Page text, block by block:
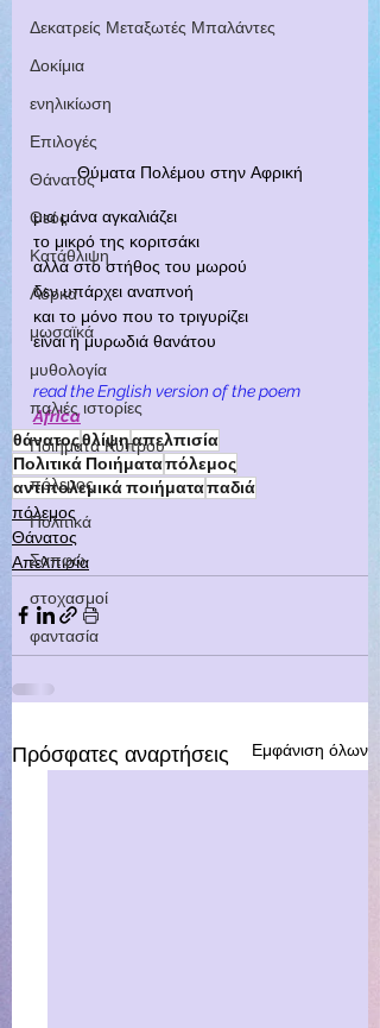
Δεκατρείς Μεταξωτές Μπαλάντες
Δοκίμια
ενηλικίωση
Επιλογές
Θάνατος
Θεός
Κατάθλιψη
Λόρκα
μωσαϊκά
μυθολογία
παλιές ιστορίες
Ποιήματα Κύπρου
πόλεμος
Πολιτικά
Σαπφώ
στοχασμοί
φαντασία
Θύματα Πολέμου στην Αφρική
μια μάνα αγκαλιάζει
το μικρό της κοριτσάκι
αλλά στο στήθος του μωρού
δεν υπάρχει αναπνοή
και το μόνο που το τριγυρίζει
είναι η μυρωδιά θανάτου
read the English version of the poem
Africa
θάνατοςθλίψηαπελπισία
Πολιτικά Ποιήματαπόλεμος
αντιπολεμικά ποιήματαπαδιά
πόλεμος
Θάνατος
Απελπισία
Πρόσφατες αναρτήσεις Εμφάνιση όλων